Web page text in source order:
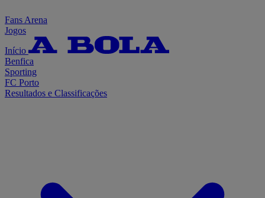
Fans Arena
Jogos
Início
Benfica
Sporting
FC Porto
Resultados e Classificações